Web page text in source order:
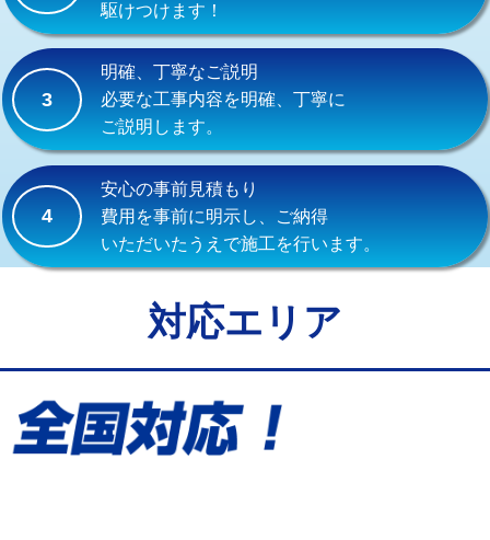
交換・取付（その他部品）
持込商品取付（単水栓）
持込商品取付（混合水栓） 16,500円
持込商品取付（浄水器・分岐水栓） 16,500円
給水管工事※（ホール加工)
給水管工事※（バンド止め) 3,300円
給水管工事※（保温材使用（バンド止
5,500円
給水管工事※（土の掘削・埋め戻し作
業)
駆けつけます！
3
明確、丁寧なご説明
必要な工事内容を明確、丁寧に
ご説明します。
4
安心の事前見積もり
費用を事前に明示し、ご納得
いただいたうえで施工を行います。
対応エリア